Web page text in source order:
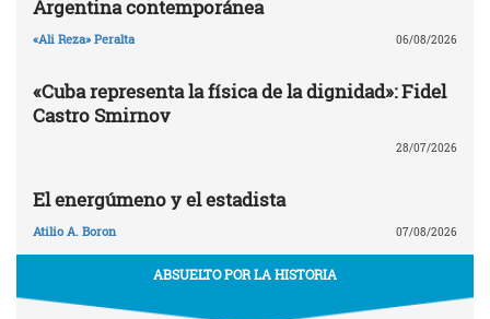
Argentina contemporánea
«Ali Reza» Peralta 06/08/2026
«Cuba representa la física de la dignidad»: Fidel
Castro Smirnov
28/07/2026
El energúmeno y el estadista
Atilio A. Boron 07/08/2026
ABSUELTO POR LA HISTORIA